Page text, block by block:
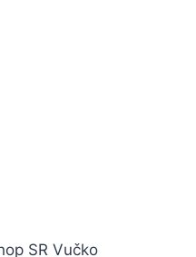
SR Vučko